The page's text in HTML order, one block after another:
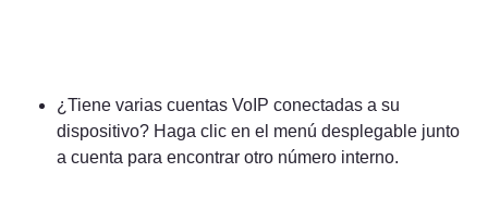
¿Tiene varias cuentas VoIP conectadas a su
dispositivo? Haga clic en el menú desplegable junto
a cuenta para encontrar otro número interno.